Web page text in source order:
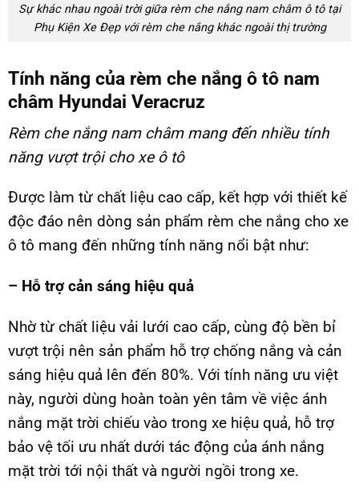
Sự khác nhau ngoài trời giữa rèm che nắng nam châm ô tô tại
Phụ Kiện Xe Đẹp với rèm che nắng khác ngoài thị trường
Tính năng của rèm che nắng ô tô nam
châm Hyundai Veracruz
Rèm che nắng nam châmmang đến nhiều tính
năng vượt trội cho xe ô tô
Được làm từ chất liệu cao cấp, kết hợp với thiết kế
độc đáo nên dòng sản phẩm rèm che nắng cho xe
ô tô mang đến những tính năng nổi bật như:
– Hỗ trợ cản sáng hiệu quả
Nhờ từ chất liệu vải lưới cao cấp, cùng độ bền bỉ
vượt trội nên sản phẩm hỗ trợ chống nắng và cản
sáng hiệu quả lên đến 80%. Với tính năng ưu việt
này, người dùng hoàn toàn yên tâm về việc ánh
nắng mặt trời chiếu vào trong xe hiệu quả, hỗ trợ
bảo vệ tối ưu nhất dưới tác động của ánh nắng
mặt trời tới nội thất và người ngồi trong xe.